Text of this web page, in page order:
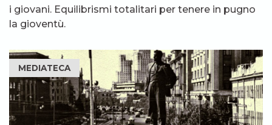
i giovani. Equilibrismi totalitari per tenere in pugno
la gioventù.
MEDIATECA